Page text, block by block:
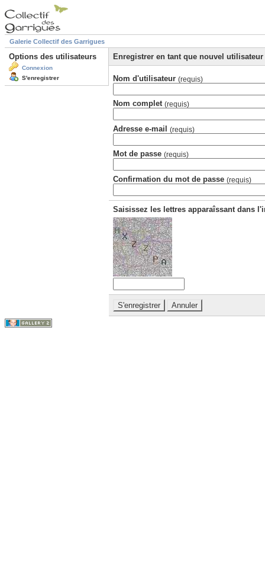
Galerie Collectif des Garrigues
Options des utilisateurs
Connexion
S'enregistrer
Enregistrer en tant que nouvel utilisateur
Nom d'utilisateur (requis)
Nom complet (requis)
Adresse e-mail (requis)
Mot de passe (requis)
Confirmation du mot de passe (requis)
Saisissez les lettres apparaîssant dans